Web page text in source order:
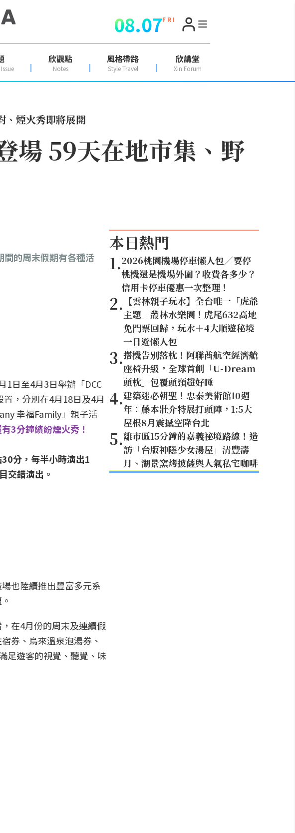
08.07F R I
欣觀點
Notes
風格帶路
Style Travel
欣講堂
Xin Forum
、煙火秀即將展開
場 59天在地市集、野
的周末假期有各種活
1日至4月3日舉辦「DCC
，分別在4月18日及4月
幸福Family」親子活
3分鐘繽紛煙火秀！
分，每半小時演出1
交錯演出。
也陸續推出豐富多元系
在4月份的周末及連續假
券、烏來溫泉泡湯券、
足遊客的視覺、聽覺、味
本日熱門
1.2026桃園機場停車懶人包／要停
桃機還是機場外圍？收費各多少？
信用卡停車優惠一次整理！
2. 【雲林親子玩水】全台唯一「虎爺
主題」叢林水樂園！虎尾632高地
免門票回歸，玩水＋4大順遊秘境
一日遊懶人包
3.搭機告別落枕！阿聯酋航空經濟艙
座椅升級，全球首創「U-Dream
頭枕」包覆頭頸超好睡
4.建築迷必朝聖！忠泰美術館10週
年：藤本壯介特展打頭陣，1:5大
屋根8月震撼空降台北
5.離市區15分鐘的嘉義祕境路線！造
訪「台版神隱少女湯屋」清豐濤
月、湖景窯烤披薩與人氣私宅咖啡